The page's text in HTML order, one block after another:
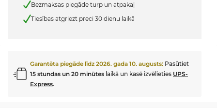
Bezmaksas piegāde turp un atpakaļ
Tiesības atgriezt preci 30 dienu laikā
Garantēta piegāde līdz 2026. gada 10. augusts: Pasūtiet
15 stundas un 20 minūtes laikā un kasē izvēlieties UPS-
Express.